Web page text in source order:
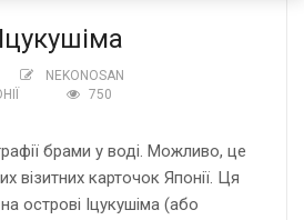
NEKONOSAN
750
брами у воді. Можливо, це
візитних карточок Японії. Ця
острові Іцукушіма (або